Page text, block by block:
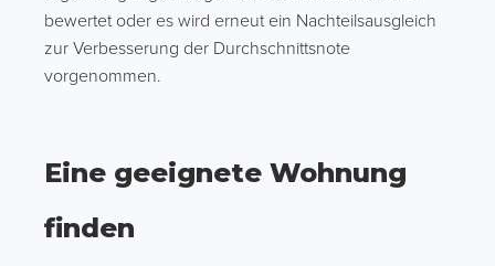
bewertet oder es wird erneut ein Nachteilsausgleich
zur Verbesserung der Durchschnittsnote
vorgenommen.
Eine geeignete Wohnung
finden